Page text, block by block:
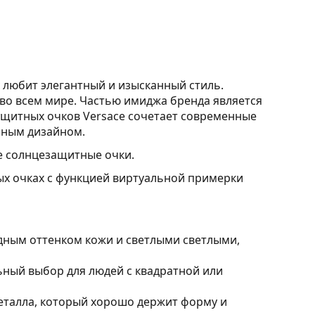
элегантный и изысканный стиль.
всем мире. Частью имиджа бренда является
очков Versace сочетает современные
дизайном.
очки.
очках с функцией виртуальной примерки
оттенком кожи и светлыми светлыми,
выбор для людей с квадратной или
который хорошо держит форму и